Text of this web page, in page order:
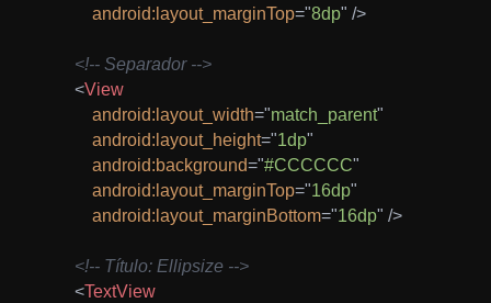
android: layout_marginTop="8dp" />
<!-- Separador -->
<View
android: layout_width="match_parent"
android: layout_height="1dp"
android:background="#CCCCCC"
android: layout_marginTop="16dp"
android: layout_marginBottom="16dp" />
<!-- Título: Ellipsize -->
<TextView